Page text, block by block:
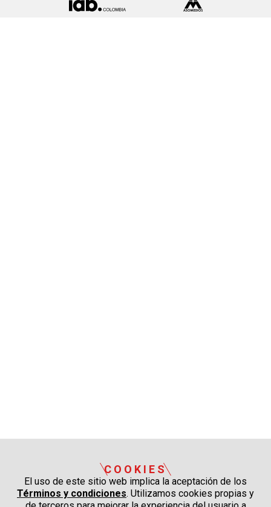
COOKIES
El uso de este sitio web implica la aceptación de los
Términos y condiciones. Utilizamos cookies propias y